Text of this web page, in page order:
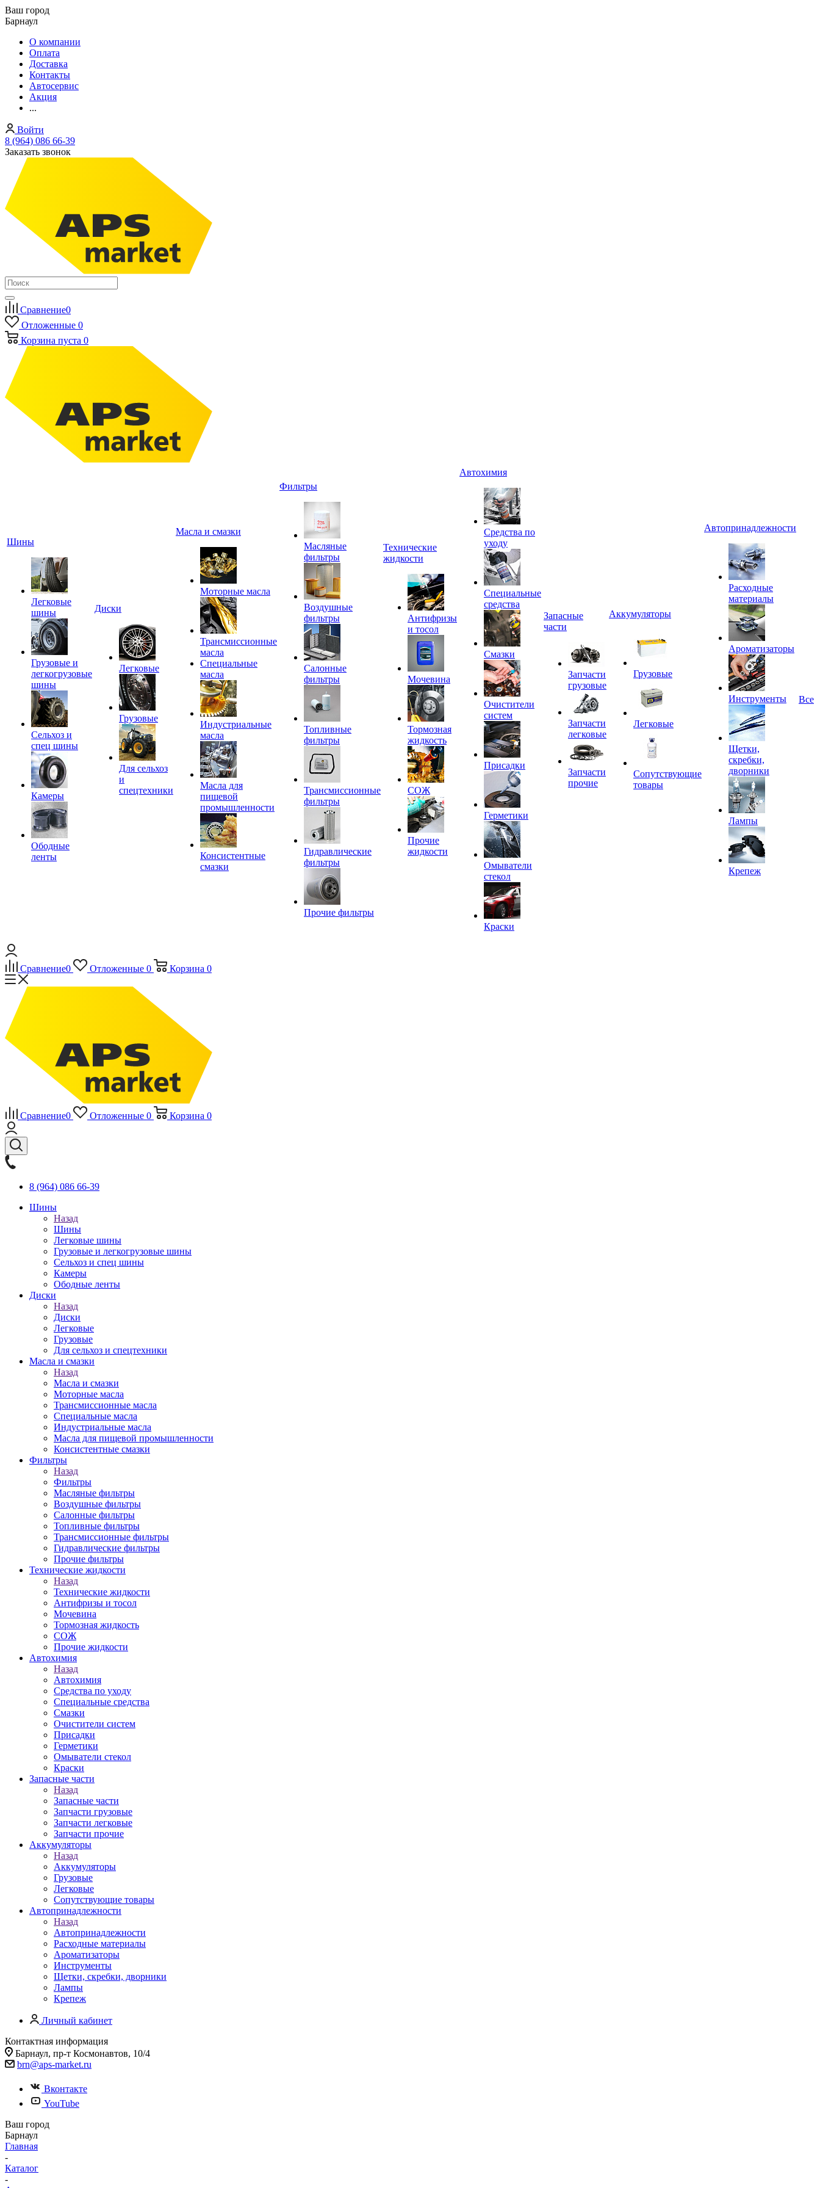
Ваш город
Барнаул
О компании
Оплата
Доставка
Контакты
Автосервис
Акция
...
Войти
8 (964) 086 66-39
Заказать звонок
Сравнение0
Отложенные 0
Корзина пуста 0
Шины
Легковые
шины
Грузовые и
легкогрузовые
шины
Сельхоз и
спец шины
Камеры
Ободные
ленты
Диски
Легковые
Грузовые
Для сельхоз
и
спецтехники
Масла и смазки
Моторные масла
Трансмиссионные
масла
Специальные
масла
Индустриальные
масла
Масла для
пищевой
промышленности
Консистентные
смазки
Фильтры
Масляные
фильтры
Воздушные
фильтры
Салонные
фильтры
Топливные
фильтры
Трансмиссионные
фильтры
Гидравлические
фильтры
Прочие фильтры
Технические
жидкости
Антифризы
и тосол
Мочевина
Тормозная
жидкость
СОЖ
Прочие
жидкости
Автохимия
Средства по
уходу
Специальные
средства
Смазки
Очистители
систем
Присадки
Герметики
Омыватели
стекол
Краски
Запасные
части
Запчасти
грузовые
Запчасти
легковые
Запчасти
прочие
Аккумуляторы
Грузовые
Легковые
Сопутствующие
товары
Автопринадлежности
Расходные
материалы
Ароматизаторы
Инструменты
Щетки,
скребки,
дворники
Лампы
Крепеж
Все
Сравнение0 Отложенные 0 Корзина 0
Сравнение0 Отложенные 0 Корзина 0
8 (964) 086 66-39
Шины
Назад
Шины
Легковые шины
Грузовые и легкогрузовые шины
Сельхоз и спец шины
Камеры
Ободные ленты
Диски
Назад
Диски
Легковые
Грузовые
Для сельхоз и спецтехники
Масла и смазки
Назад
Масла и смазки
Моторные масла
Трансмиссионные масла
Специальные масла
Индустриальные масла
Масла для пищевой промышленности
Консистентные смазки
Фильтры
Назад
Фильтры
Масляные фильтры
Воздушные фильтры
Салонные фильтры
Топливные фильтры
Трансмиссионные фильтры
Гидравлические фильтры
Прочие фильтры
Технические жидкости
Назад
Технические жидкости
Антифризы и тосол
Мочевина
Тормозная жидкость
СОЖ
Прочие жидкости
Автохимия
Назад
Автохимия
Средства по уходу
Специальные средства
Смазки
Очистители систем
Присадки
Герметики
Омыватели стекол
Краски
Запасные части
Назад
Запасные части
Запчасти грузовые
Запчасти легковые
Запчасти прочие
Аккумуляторы
Назад
Аккумуляторы
Грузовые
Легковые
Сопутствующие товары
Автопринадлежности
Назад
Автопринадлежности
Расходные материалы
Ароматизаторы
Инструменты
Щетки, скребки, дворники
Лампы
Крепеж
Личный кабинет
Контактная информация
Барнаул, пр-т Космонавтов, 10/4
brn@aps-market.ru
Вконтакте
YouTube
Ваш город
Барнаул
Главная
-
Каталог
-